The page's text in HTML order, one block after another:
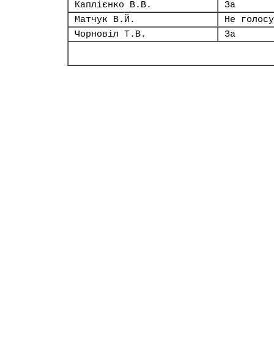
Каплієнко В.В.
За
Матчук В.Й.
Не
Чорновіл Т.В.
За